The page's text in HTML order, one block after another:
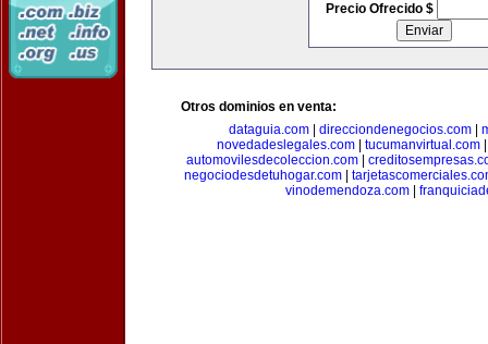
Precio Ofrecido $
Otros dominios en venta:
dataguia.com| direcciondenegocios.com|
novedadeslegales.com
tucumanvirtual.com
automovilesdecoleccion.com
negociodesdetuhogar.com
vinodemendoza.com|